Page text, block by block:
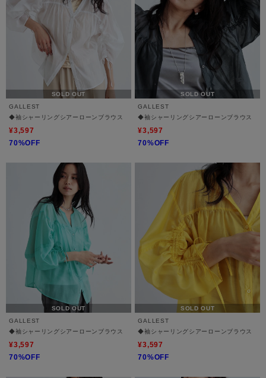
SOLD OUT
GALLEST
◆袖シャーリングシアーローンブラウス
¥3,597
70%OFF
SOLD OUT
GALLEST
◆袖シャーリングシアーローンブラウス
¥3,597
70%OFF
SOLD OUT
GALLEST
◆袖シャーリングシアーローンブラウス
¥3,597
70%OFF
SOLD OUT
GALLEST
◆袖シャーリングシアーローンブラウス
¥3,597
70%OFF